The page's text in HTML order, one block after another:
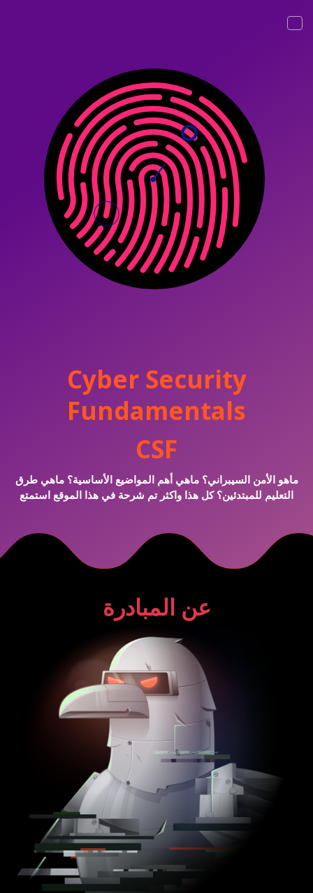
Cyber Security
Fundamentals
CSF
ماهو الأمن السيبراني؟ ماهي أهم المواضيع الأساسية؟ ماهي طرق
التعليم للمبتدئين؟ كل هذا واكثر تم شرحة في هذا الموقع استمتع
عن المبادرة